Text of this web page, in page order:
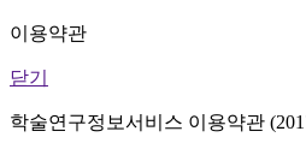
이용약관
닫기
학술연구정보서비스 이용약관